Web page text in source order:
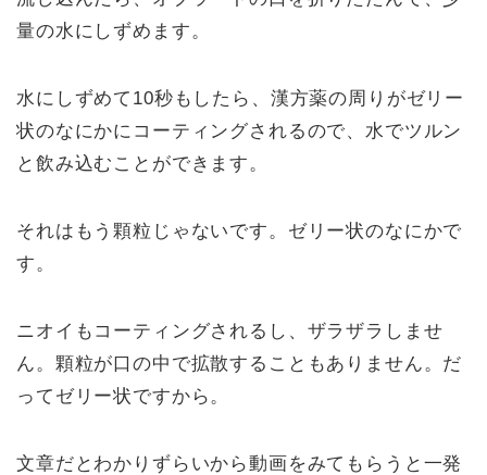
量の水にしずめます。
水にしずめて10秒もしたら、漢方薬の周りがゼリー
状のなにかにコーティングされるので、水でツルン
と飲み込むことができます。
それはもう顆粒じゃないです。ゼリー状のなにかで
す。
ニオイもコーティングされるし、ザラザラしませ
ん。顆粒が口の中で拡散することもありません。だ
ってゼリー状ですから。
文章だとわかりずらいから動画をみてもらうと一発